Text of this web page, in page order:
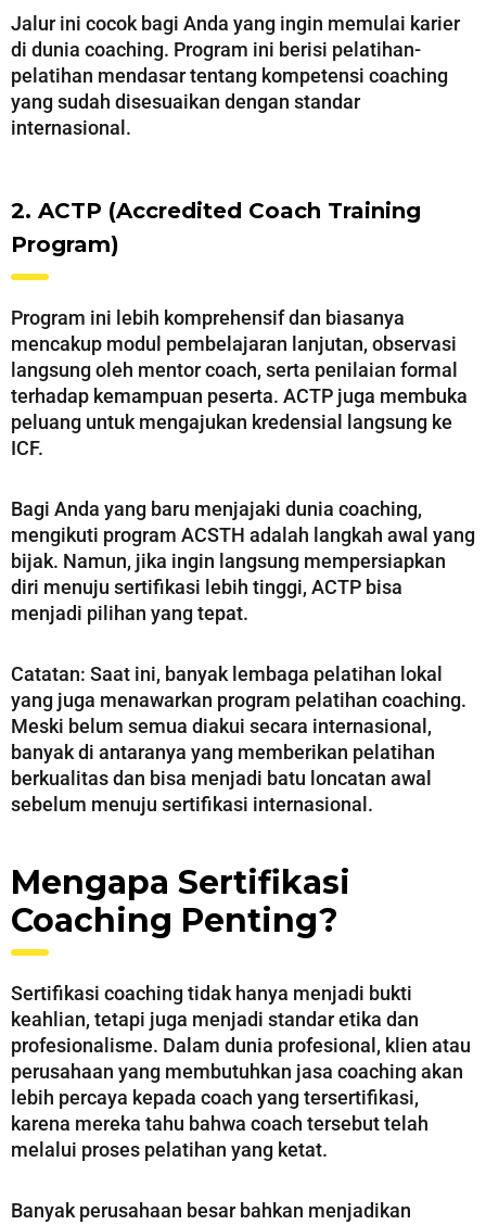
Jalur ini cocok bagi Anda yang ingin memulai karier
di dunia coaching. Program ini berisi pelatihan-
pelatihan mendasar tentang kompetensi coaching
yang sudah disesuaikan dengan standar
internasional.
2. ACTP (Accredited Coach Training
Program)
Program ini lebih komprehensif dan biasanya
mencakup modul pembelajaran lanjutan, observasi
langsung oleh mentor coach, serta penilaian formal
terhadap kemampuan peserta. ACTP juga membuka
peluang untuk mengajukan kredensial langsung ke
ICF.
Bagi Anda yang baru menjajaki dunia coaching,
mengikuti program ACSTH adalah langkah awal yang
bijak. Namun, jika ingin langsung mempersiapkan
diri menuju sertifikasi lebih tinggi, ACTP bisa
menjadi pilihan yang tepat.
Catatan: Saat ini, banyak lembaga pelatihan lokal
yang juga menawarkan program pelatihan coaching.
Meski belum semua diakui secara internasional,
banyak di antaranya yang memberikan pelatihan
berkualitas dan bisa menjadi batu loncatan awal
sebelum menuju sertifikasi internasional.
Mengapa Sertifikasi
Coaching Penting?
Sertifikasi coaching tidak hanya menjadi bukti
keahlian, tetapi juga menjadi standar etika dan
profesionalisme. Dalam dunia profesional, klien atau
perusahaan yang membutuhkan jasa coaching akan
lebih percaya kepada coach yang tersertifikasi,
karena mereka tahu bahwa coach tersebut telah
melalui proses pelatihan yang ketat.
Banyak perusahaan besar bahkan menjadikan